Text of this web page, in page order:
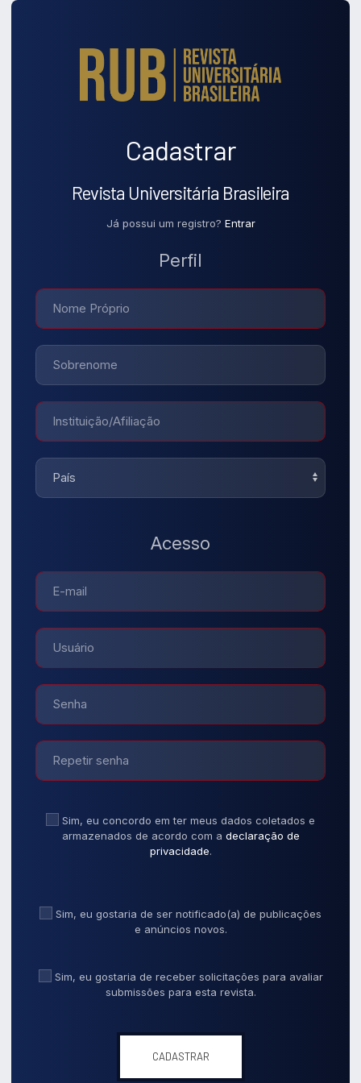
Cadastrar
Revista Universitária Brasileira
Já possui um registro? Entrar
Perfil
Acesso
armazenados de acordo com a declaração de
privacidade.
e anúncios novos.
Sim, eu gostaria de receber solicitações para avaliar
submissões para esta revista.
CADASTRAR